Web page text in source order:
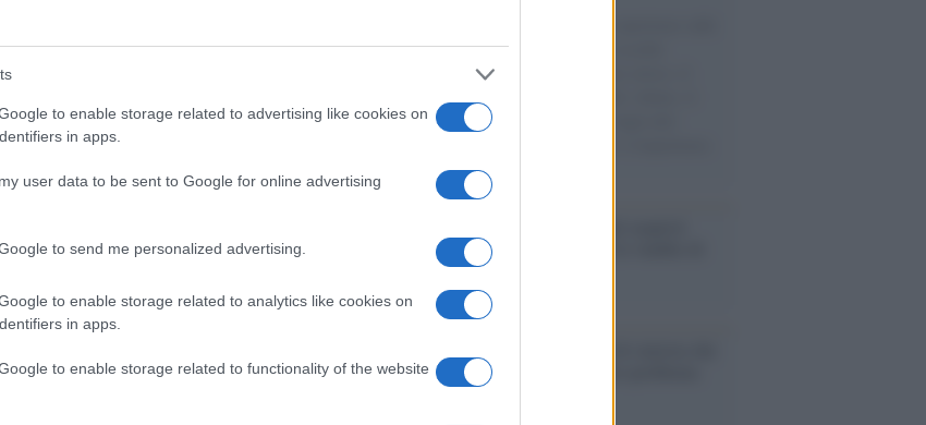
to enable storage related to advertising like cookies on
in apps.
user data to be sent to Google for online advertising
to send me personalized advertising.
to enable storage related to analytics like cookies on
in apps.
to enable storage related to functionality of the website
barche cariche di aiuti umanitari assalite
dall'esercito israeliano. Una guerra atroce, il
servilismo del governo italiano e degli altri
dei movimenti.
online in Europa e aumentano le vendite di
articoli second hand
si spacca sul riarmo ha un serio problema